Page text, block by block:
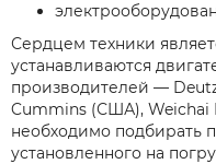
Сердцем техники
устанавливаются
производителей —
Cummins (США), Weichai
необходимо подбирать
установленного на